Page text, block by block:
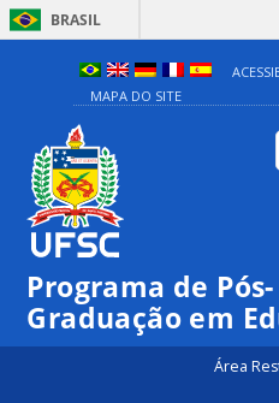
BRASIL
MAPA DO SITE
Programa de Pós-
Graduação em
Área